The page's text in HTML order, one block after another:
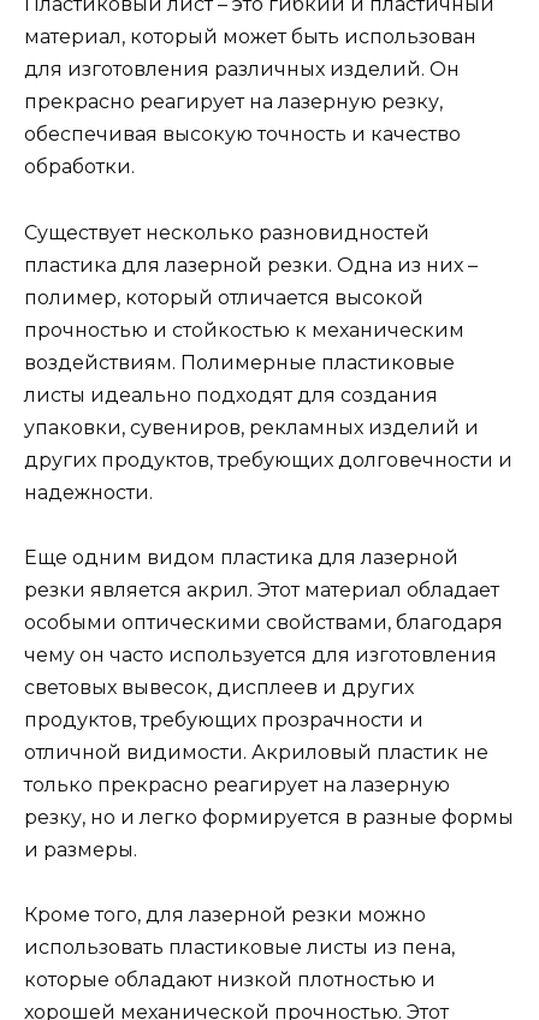
Пластиковый лист – это гибкий и пластичный
материал, который может быть использован
для изготовления различных изделий. Он
прекрасно реагирует на лазерную резку,
обеспечивая высокую точность и качество
обработки.
Существует несколько разновидностей
пластика для лазерной резки. Одна из них –
полимер, который отличается высокой
прочностью и стойкостью к механическим
воздействиям. Полимерные пластиковые
листы идеально подходят для создания
упаковки, сувениров, рекламных изделий и
других продуктов, требующих долговечности и
надежности.
Еще одним видом пластика для лазерной
резки является акрил. Этот материал обладает
особыми оптическими свойствами, благодаря
чему он часто используется для изготовления
световых вывесок, дисплеев и других
продуктов, требующих прозрачности и
отличной видимости. Акриловый пластик не
только прекрасно реагирует на лазерную
резку, но и легко формируется в разные формы
и размеры.
Кроме того, для лазерной резки можно
использовать пластиковые листы из пена,
которые обладают низкой плотностью и
хорошей механической прочностью. Этот